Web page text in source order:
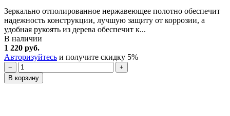
Зеркально отполированное нержавеющее полотно обеспечит
надежность конструкции, лучшую защиту от коррозии, а
удобная рукоять из дерева обеспечит к...
В наличии
1 220 руб.
Авторизуйтесь и получите скидку 5%
−
+
В корзину